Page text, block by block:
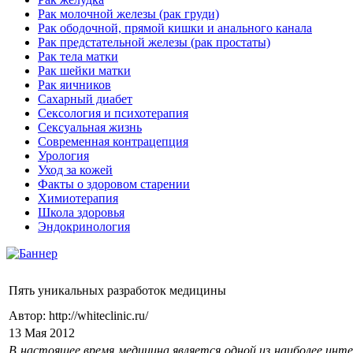
Рак молочной железы (рак груди)
Рак ободочной, прямой кишки и анального канала
Рак предстательной железы (рак простаты)
Рак тела матки
Рак шейки матки
Рак яичников
Сахарный диабет
Сексология и психотерапия
Сексуальная жизнь
Современная контрацепция
Урология
Уход за кожей
Факты о здоровом старении
Химиoтерапия
Школа здоровья
Эндокринология
Пять уникальных разработок медицины
Автор: http://whiteclinic.ru/
13 Мая 2012
В настоящее время медицина является одной из наиболее